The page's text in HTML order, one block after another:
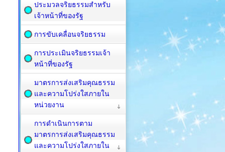
ประมวลจริยธรรมสำหรับ
เจ้าหน้าที่ของรัฐ
การขับเคลื่อนจริยธรรม
การประเมินจริยธรรมเจ้า
หน้าที่ของรัฐ
มาตรการส่งเสริมคุณธรรม
และความโปร่งใสภายใน
หน่วยงาน
การดำเนินการตาม
มาตรการส่งเสริมคุณธรรม
และความโปร่งใสภายใน